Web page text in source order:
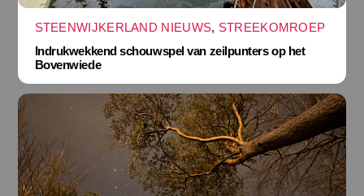
STEENWIJKERLAND NIEUWS, STREEKOMROEP
Indrukwekkend schouwspel van zeilpunters op het
Bovenwiede